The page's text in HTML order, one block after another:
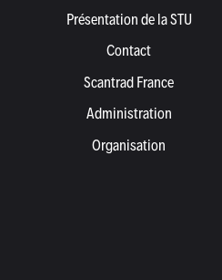
Présentation de la STU
Contact
Scantrad France
Administration
Organisation